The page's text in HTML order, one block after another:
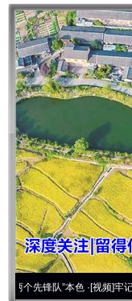
锋队”本色·[视频]牢记初心使